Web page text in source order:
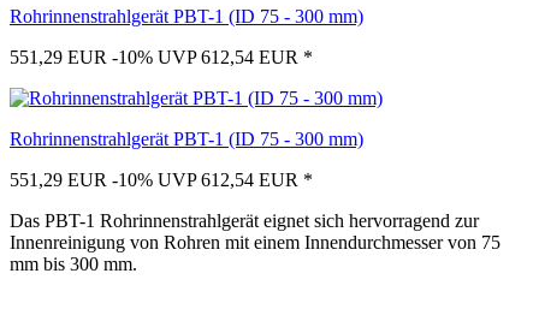
Rohrinnenstrahlgerät PBT-1 (ID 75 - 300 mm)
551,29 EUR -10% UVP 612,54 EUR *
Rohrinnenstrahlgerät PBT-1 (ID 75 - 300 mm)
551,29 EUR -10% UVP 612,54 EUR *
Das PBT-1 Rohrinnenstrahlgerät eignet sich hervorragend zur
Innenreinigung von Rohren mit einem Innendurchmesser von 75
mm bis 300 mm.